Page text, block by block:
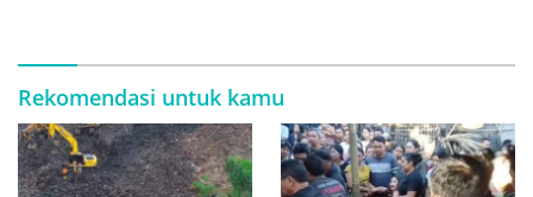
Rekomendasi untuk kamu